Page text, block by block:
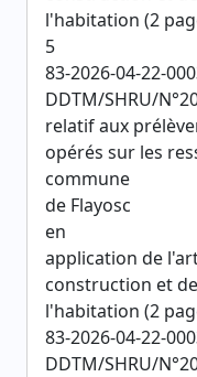
l'habitation (2
5
83-2026-04-22-
DDTM/SHRU/
relatif aux
opérés sur les
commune
de Flayosc
en
application de
construction et de
l'habitation (2
83-2026-04-22-
DDTM/SHRU/